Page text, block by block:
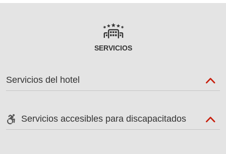
SERVICIOS
Servicios del hotel
Servicios accesibles para discapacitados